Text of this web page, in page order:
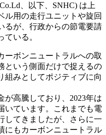
、以下、SNHC) は上
ル用の走行ユニットや旋回
るが、行政からの節電要請
いる。
ーボンニュートラルへの取
という側面だけで捉えるの
組みとしてポジティブに向
が高騰しており、2023年は
いています。これまでも電
してきましたが、さらに一
にもカーボンニュートラル